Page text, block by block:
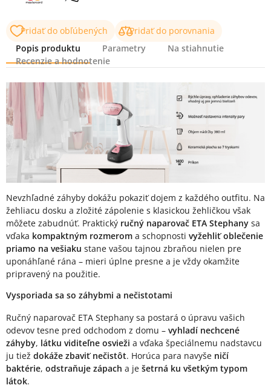
Pridať do obľúbených
Pridať do porovnania
Popis produktu
Parametry
Na stiahnutie
Recenzie a hodnotenie
Popis produktu
Nevzhľadné záhyby dokážu pokaziť dojem z každého outfitu. Na
žehliacu dosku a zložité zápolenie s klasickou žehličkou však
môžete zabudnúť. Praktický ručný naparovač ETA Stephany sa
vďaka kompaktným rozmerom a schopnosti vyžehliť oblečenie
priamo na vešiaku stane vašou tajnou zbraňou nielen pre
uponáhľané rána – mieri úplne presne a je vždy okamžite
pripravený na použitie.
Vysporiada sa so záhybmi a nečistotami
Ručný naparovač ETA Stephany sa postará o úpravu vašich
odevov tesne pred odchodom z domu – vyhladí nechcené
záhyby, látku viditeľne osvieži a vďaka špeciálnemu nadstavcu
ju tiež dokáže zbaviť nečistôt. Horúca para navyše ničí
baktérie, odstraňuje zápach a je šetrná ku všetkým typom
látok.